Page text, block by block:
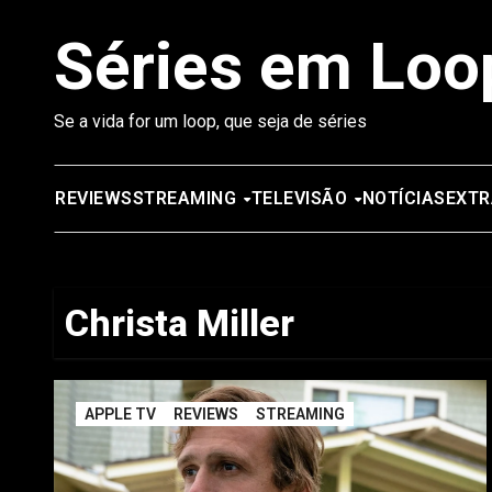
Séries em
Se a vida for um loop, que seja de séries
REVIEWSSTREAMING TELEVISÃO NOTÍCIAS
Christa Miller
APPLE TV REVIEWS STREAMING